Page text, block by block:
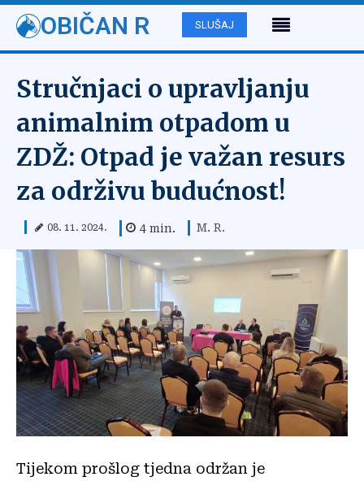
OBIČAN R SLUŠAJ
Stručnjaci o upravljanju
animalnim otpadom u
ZDŽ: Otpad je važan resurs
za održivu budućnost!
08. 11. 2024. 4 min. M. R.
Tijekom prošlog tjedna održan je